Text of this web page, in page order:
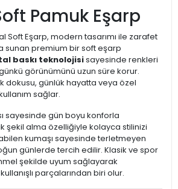
Pamuk Eşarp
Soft Eşarp, modern tasarımı ile zarafet
sunan premium bir soft eşarp
baskı teknolojisisayesinde renkleri
günkü görünümünü uzun süre korur.
dokusu, günlük hayatta veya özel
sağlar.
sayesinde gün boyu konforla
şekil alma özelliğiyle kolayca stilinizi
kumaşı sayesinde terletmeyen
günlerde tercih edilir. Klasik ve spor
şekilde uyum sağlayarak
parçalarından biri olur.